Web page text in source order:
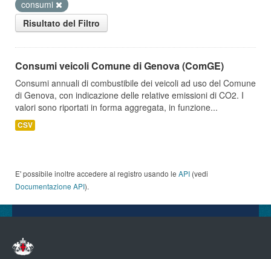
consumi
Risultato del Filtro
Consumi veicoli Comune di Genova (ComGE)
Consumi annuali di combustibile dei veicoli ad uso del Comune
di Genova, con indicazione delle relative emissioni di CO2. I
valori sono riportati in forma aggregata, in funzione...
CSV
E' possibile inoltre accedere al registro usando le API (vedi
Documentazione API).